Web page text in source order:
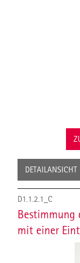
DETAILANSICHT
D1.1.2.1_C
Bestimmung
mit einer